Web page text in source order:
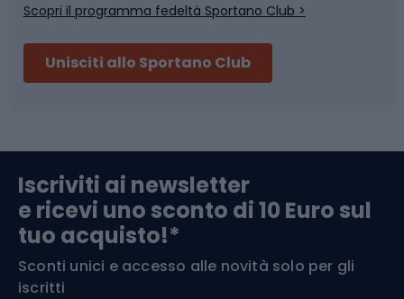
Abbigliamento da escursionismo
Componenti per biciclette
Arrampicata
Medicina dello sport
Scopri il programma fedeltà Sportano Club >
Unisciti allo Sportano Club
Iscriviti ai newsletter
e ricevi uno sconto di 10 Euro sul
tuo acquisto!*
Sconti unici e accesso alle novità solo per gli
iscritti